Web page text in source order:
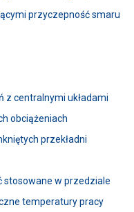
przyczepność smaru
z centralnymi układami
obciążeniach
przekładni
stosowane w przedziale
temperatury pracy